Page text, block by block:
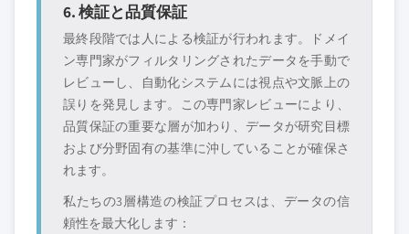
6. 検証と品質保証
最終段階では人による検証が行われます。ドメイ
ン専門家がフィルタリングされたデータを手動で
レビューし、自動化システムには視点や文脈上の
誤りを発見します。この専門家レビューにより、
品質保証の重要な層が加わり、データが研究目標
および分野固有の基準に沖していることが確保さ
れます。
私たちの3層構造の検証プロセスは、データの信
頼性を最大化します：